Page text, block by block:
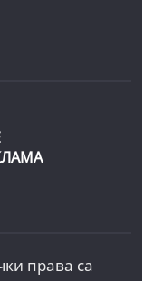
права са